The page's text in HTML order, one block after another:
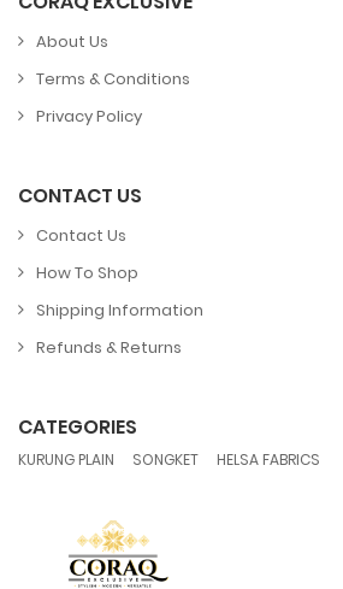
About Us
Terms & Conditions
Privacy Policy
CONTACT US
Contact Us
How To Shop
Shipping Information
Refunds & Returns
CATEGORIES
KURUNG PLAIN SONGKET HELSA FABRICS